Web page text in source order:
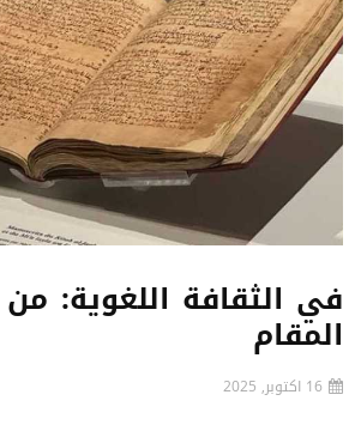
في الثقافة اللغوية: من
المقام
16 اكتوبر, 2025